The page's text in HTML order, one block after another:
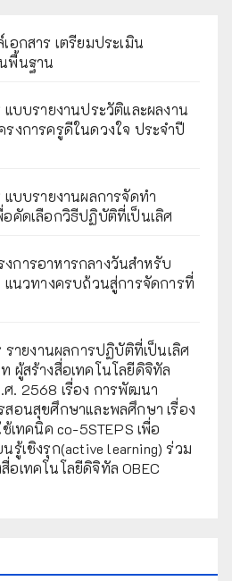
อกสาร เตรียมประเมิน
พื้นฐาน
แบบรายงานประวัติและผลงาน
งการครูดีในดวงใจ ประจำปี
แบบรายงานผลการจัดทำ
คัดเลือกวิธีปฏิบัติที่เป็นเลิศ
การอาหารกลางวันสำหรับ
นวทางครบถ้วนสู่การจัดการที่
รายงานผลการปฏิบัติที่เป็นเลิศ
ผู้สร้างสื่อเทคโนโลยีดิจิทัล
. 2568 เรื่อง การพัฒนา
สอนสุขศึกษาและพลศึกษา เรื่อง
เทคนิค co-5STEPS เพื่อ
รู้เชิงรุก(active learning) ร่วม
เทคโนโลยีดิจิทัล OBEC